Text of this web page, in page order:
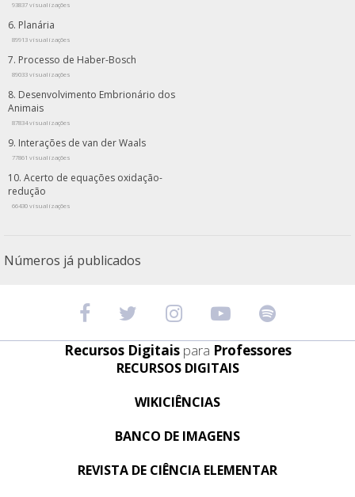
93837 visualizações
Planária
89913 visualizações
Processo de Haber-Bosch
89033 visualizações
Desenvolvimento Embrionário dos
Animais
87834 visualizações
Interações de van der Waals
77861 visualizações
Acerto de equações oxidação-
redução
66430 visualizações
Números já publicados
Recursos Digitais para Professores
RECURSOS DIGITAIS
WIKICIÊNCIAS
BANCO DE IMAGENS
REVISTA DE CIÊNCIA ELEMENTAR